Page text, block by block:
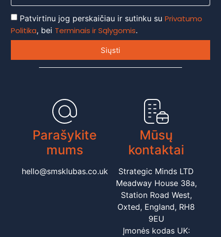
Patvirtinu jog perskaičiau ir sutinku suPrivatumo
Politika, bei Terminais ir Sąlygomis.
Siųsti
Parašykite
mums
hello@smsklubas.co.uk
Mūsų
kontaktai
Strategic Minds LTD
Meadway House 38a,
Station Road West,
Oxted, England, RH8
9EU
Įmonės kodas UK: